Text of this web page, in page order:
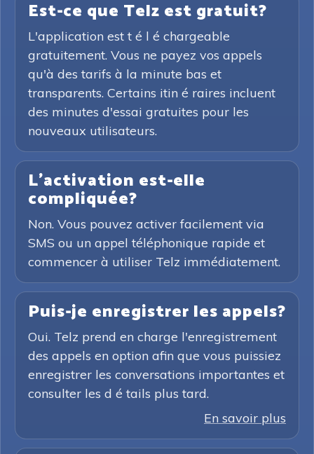
Est-ce que Telz est gratuit?
L'application est t é l é chargeable
gratuitement. Vous ne payez vos appels
qu'à des tarifs à la minute bas et
transparents. Certains itin é raires incluent
des minutes d'essai gratuites pour les
nouveaux utilisateurs.
L'activation est-elle
compliquée?
Non. Vous pouvez activer facilement via
SMS ou un appel téléphonique rapide et
commencer à utiliser Telz immédiatement.
Puis-je enregistrer les appels?
Oui. Telz prend en charge l'enregistrement
des appels en option afin que vous puissiez
enregistrer les conversations importantes et
consulter les d é tails plus tard.
En savoir plus